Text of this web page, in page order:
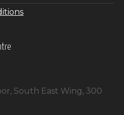
South East Wing, 300